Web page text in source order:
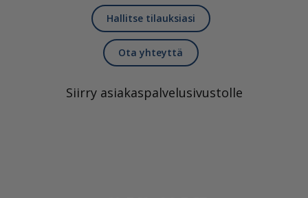
Hallitse tilauksiasi
Ota yhteyttä
Siirry asiakaspalvelusivustolle